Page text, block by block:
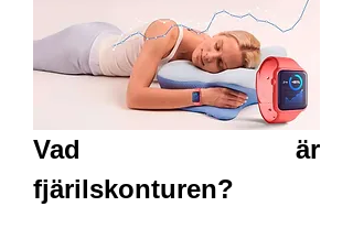
Vad är
fjärilskonturen?